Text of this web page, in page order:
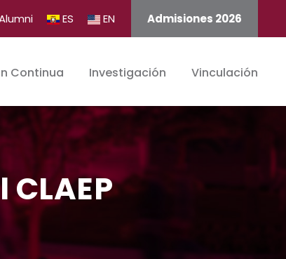
ES EN Admisiones 2026
Continua Investigación Vinculación